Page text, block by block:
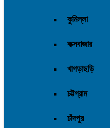
কুমিল্লা
কক্সবাজার
খাগড়াছড়ি
চট্টগ্রাম
চাঁদপুর